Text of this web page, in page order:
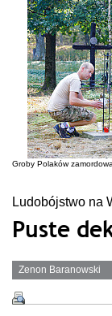
Groby Polaków
Ludobójstwo na
Puste
Zenon Baranowski